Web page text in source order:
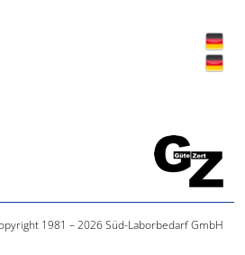
1981 – 2026 Süd-Laborbedarf GmbH